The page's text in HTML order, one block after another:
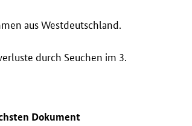
aus Westdeutschland.
durch Seuchen im 3.
Dokument